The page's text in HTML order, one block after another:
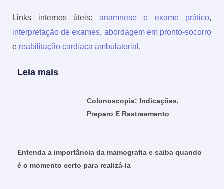
Links internos úteis: anamnese e exame prático,
interpretação de exames, abordagem em pronto-socorro
e reabilitação cardíaca ambulatorial .
Leia mais
Colonoscopia: Indicações,
Preparo E Rastreamento
Entenda a importância da mamografia e saiba quando
é o momento certo para realizá-la